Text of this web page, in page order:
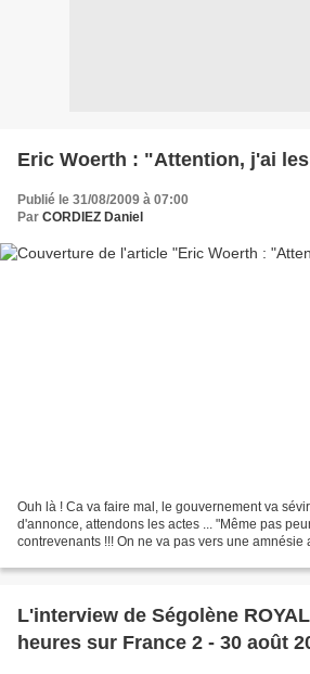
Eric Woerth : "Attention, j'ai
Publié le 31/08/2009 à 07:00
Par CORDIEZ Daniel
Ouh là ! Ca va faire mal, le gouvernement va
d'annonce, attendons les actes ... "Même pas
contrevenants !!! On ne va pas vers une amnésie
L'interview de Ségolène
heures sur France 2 - 30 août